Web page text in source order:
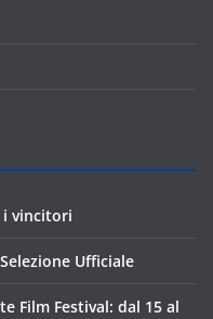
i vincitori
Ufficiale
Film Festival: dal 15 al